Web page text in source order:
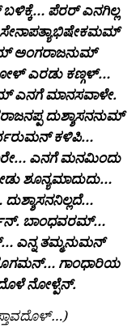
ಪೆರರ್ ಎನಗಿಲ್ಲ
ಅಂಗರಾಜನುಮ್
ಎರಡು ಕಣ್ಗಳ್…
ಎನಗೆ ಮಾನಸವಾಳೇ.
ದುಶ್ಶಾಸನನುಮ್
ಕಳಿಪಿ…
ಎನಗೆ ಮನಮಿಂದು
ಶೂನ್ಯಮಾದುದು…
ಬಾಂಧವರಮ್…
ಎನ್ನ ತಮ್ಮನುಮನ್
ಗಾಂಧಾರಿಯ
ನೋಳ್ಪೆನ್.